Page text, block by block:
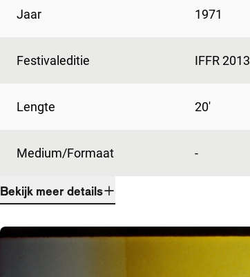
Jaar 1971
Festivaleditie IFFR 2013
Lengte 20'
Medium/Formaat -
Bekijk meer details